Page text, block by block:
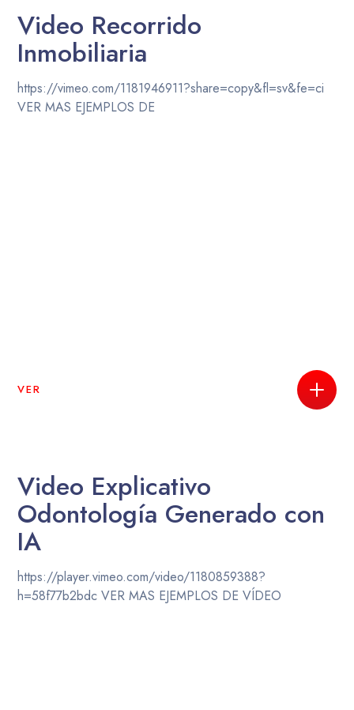
Video Recorrido
Inmobiliaria
https://vimeo.com/1181946911?share=copy&fl=sv&fe=ci
VER MAS EJEMPLOS DE
VER
Video Explicativo
Odontología Generado con
IA
https://player.vimeo.com/video/1180859388?
h=58f77b2bdc VER MAS EJEMPLOS DE VÍDEO